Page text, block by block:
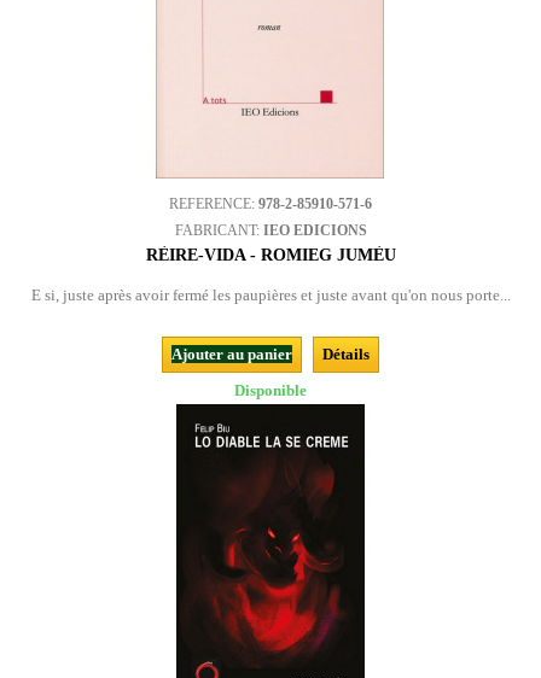
REFERENCE: 978-2-85910-571-6
FABRICANT: IEO EDICIONS
RÈIRE-VIDA - ROMIEG JUMÈU
E si, juste après avoir fermé les paupières et juste avant qu'on nous porte...
Ajouter au panier
Détails
Disponible